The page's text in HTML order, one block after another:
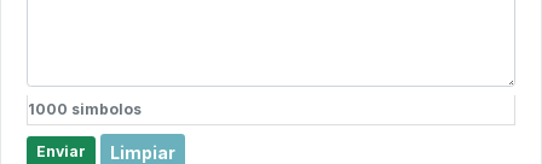
1000 simbolos
Enviar Limpiar